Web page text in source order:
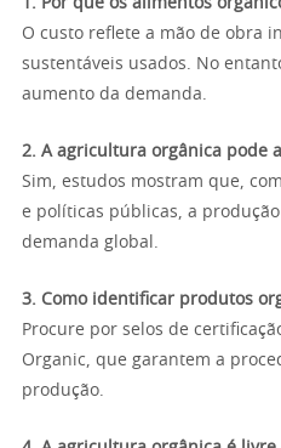
1. Por que os alimentos
O custo reflete a mão de obra
sustentáveis usados. No
aumento da demanda.
2. A agricultura orgânica pode
Sim, estudos mostram que,
e políticas públicas, a
demanda global.
3. Como identificar produtos
Procure por selos de
Organic, que garantem a
produção.